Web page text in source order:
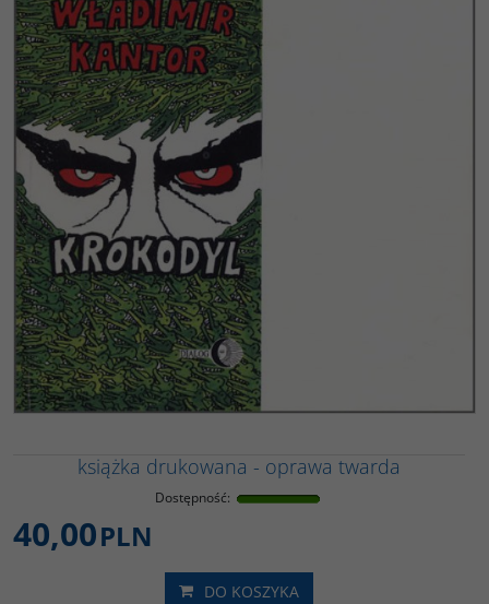
książka drukowana - oprawa twarda
Dostępność:
40,00PLN
DO KOSZYKA